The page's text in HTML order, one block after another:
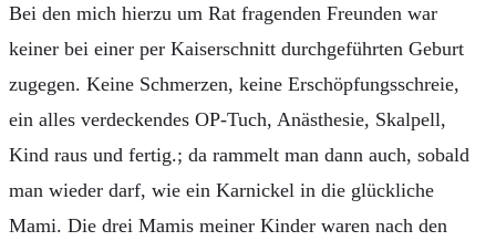
Bei den mich hierzu um Rat fragenden Freunden war
keiner bei einer per Kaiserschnitt durchgeführten Geburt
zugegen. Keine Schmerzen, keine Erschöpfungsschreie,
ein alles verdeckendes OP-Tuch, Anästhesie, Skalpell,
Kind raus und fertig.; da rammelt man dann auch, sobald
man wieder darf, wie ein Karnickel in die glückliche
Mami. Die drei Mamis meiner Kinder waren nach den